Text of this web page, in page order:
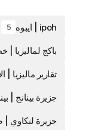
ipoh | ايبوه 5
باكج
تقارير ماليزيا |
جزيرة بينانج |
جزيرة لنكاوي |